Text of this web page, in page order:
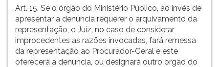
Art. 15. Se o órgão do Ministério Público, ao invés de
apresentar a denúncia requerer o arquivamento da
representação, o Juiz, no caso de considerar
improcedentes as razões invocadas, fará remessa
da representação ao Procurador-Geral e este
oferecerá a denúncia, ou designará outro órgão do